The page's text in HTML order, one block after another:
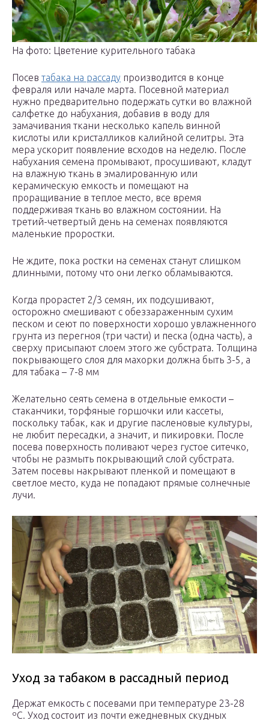
На фото: Цветение курительного табака
Посев табака на рассаду производится в конце
февраля или начале марта. Посевной материал
нужно предварительно подержать сутки во влажной
салфетке до набухания, добавив в воду для
замачивания ткани несколько капель винной
кислоты или кристалликов калийной селитры. Эта
мера ускорит появление всходов на неделю. После
набухания семена промывают, просушивают, кладут
на влажную ткань в эмалированную или
керамическую емкость и помещают на
проращивание в теплое место, все время
поддерживая ткань во влажном состоянии. На
третий-четвертый день на семенах появляются
маленькие проростки.
Не ждите, пока ростки на семенах станут слишком
длинными, потому что они легко обламываются.
Когда прорастет 2/3 семян, их подсушивают,
осторожно смешивают с обеззараженным сухим
песком и сеют по поверхности хорошо увлажненного
грунта из перегноя (три части) и песка (одна часть), а
сверху присыпают слоем этого же субстрата. Толщина
покрывающего слоя для махорки должна быть 3-5, а
для табака – 7-8 мм
Желательно сеять семена в отдельные емкости –
стаканчики, торфяные горшочки или кассеты,
поскольку табак, как и другие пасленовые культуры,
не любит пересадки, а значит, и пикировки. После
посева поверхность поливают через густое ситечко,
чтобы не размыть покрывающий слой субстрата.
Затем посевы накрывают пленкой и помещают в
светлое место, куда не попадают прямые солнечные
лучи.
Уход за табаком в рассадный период
Держат емкость с посевами при температуре 23-28
ºC. Уход состоит из почти ежедневных скудных